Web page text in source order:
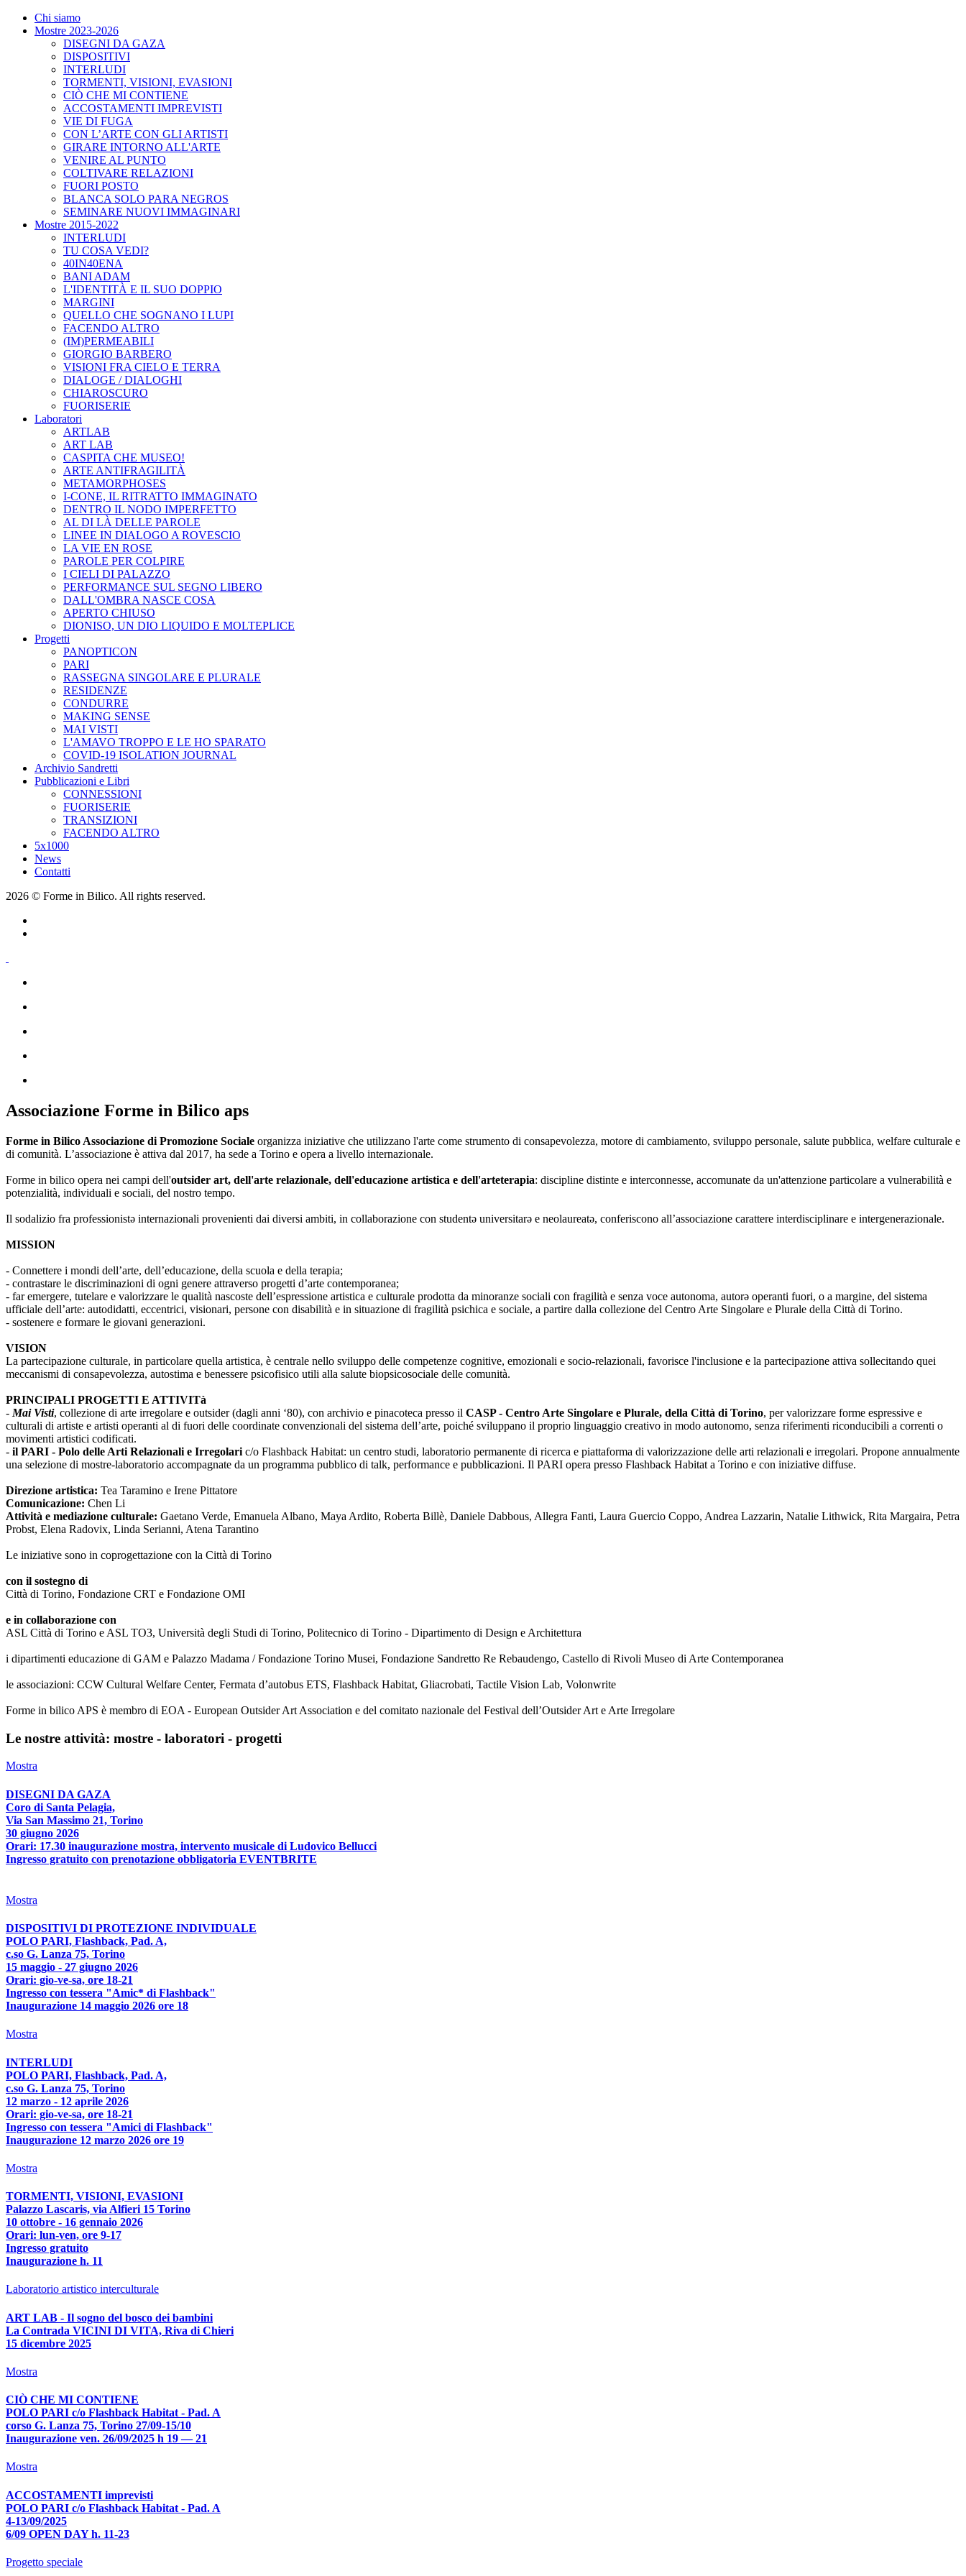
Chi siamo
Mostre 2023-2026
DISEGNI DA GAZA
DISPOSITIVI
INTERLUDI
TORMENTI, VISIONI, EVASIONI
CIÒ CHE MI CONTIENE
ACCOSTAMENTI IMPREVISTI
VIE DI FUGA
CON L’ARTE CON GLI ARTISTI
GIRARE INTORNO ALL'ARTE
VENIRE AL PUNTO
COLTIVARE RELAZIONI
FUORI POSTO
BLANCA SOLO PARA NEGROS
SEMINARE NUOVI IMMAGINARI
Mostre 2015-2022
INTERLUDI
TU COSA VEDI?
40IN40ENA
BANI ADAM
L'IDENTITÀ E IL SUO DOPPIO
MARGINI
QUELLO CHE SOGNANO I LUPI
FACENDO ALTRO
(IM)PERMEABILI
GIORGIO BARBERO
VISIONI FRA CIELO E TERRA
DIALOGE / DIALOGHI
CHIAROSCURO
FUORISERIE
Laboratori
ARTLAB
ART LAB
CASPITA CHE MUSEO!
ARTE ANTIFRAGILITÀ
METAMORPHOSES
I-CONE, IL RITRATTO IMMAGINATO
DENTRO IL NODO IMPERFETTO
AL DI LÀ DELLE PAROLE
LINEE IN DIALOGO A ROVESCIO
LA VIE EN ROSE
PAROLE PER COLPIRE
I CIELI DI PALAZZO
PERFORMANCE SUL SEGNO LIBERO
DALL'OMBRA NASCE COSA
APERTO CHIUSO
DIONISO, UN DIO LIQUIDO E MOLTEPLICE
Progetti
PANOPTICON
PARI
RASSEGNA SINGOLARE E PLURALE
RESIDENZE
CONDURRE
MAKING SENSE
MAI VISTI
L'AMAVO TROPPO E LE HO SPARATO
COVID-19 ISOLATION JOURNAL
Archivio Sandretti
Pubblicazioni e Libri
CONNESSIONI
FUORISERIE
TRANSIZIONI
FACENDO ALTRO
5x1000
News
Contatti
2026 © Forme in Bilico. All rights reserved.
Associazione Forme in Bilico aps
Forme in Bilico Associazione di Promozione Sociale organizza iniziative che utilizzano l'arte come strumento di consapevolezza, motore di cambiamento, sviluppo personale, salute pubblica, welfare culturale e
di comunità. L’associazione è attiva dal 2017, ha sede a Torino e opera a livello internazionale.
Forme in bilico opera nei campi dell'outsider art, dell'arte relazionale, dell'educazione artistica e dell'arteterapia: discipline distinte e interconnesse, accomunate da un'attenzione particolare a vulnerabilità e
potenzialità, individuali e sociali, del nostro tempo.
Il sodalizio fra professionistə internazionali provenienti dai diversi ambiti, in collaborazione con studentə universitarə e neolaureatə, conferiscono all’associazione carattere interdisciplinare e intergenerazionale.
MISSION
- Connettere i mondi dell’arte, dell’educazione, della scuola e della terapia;
- contrastare le discriminazioni di ogni genere attraverso progetti d’arte contemporanea;
- far emergere, tutelare e valorizzare le qualità nascoste dell’espressione artistica e culturale prodotta da minoranze sociali con fragilità e senza voce autonoma, autorə operanti fuori, o a margine, del sistema
ufficiale dell’arte: autodidatti, eccentrici, visionari, persone con disabilità e in situazione di fragilità psichica e sociale, a partire dalla collezione del Centro Arte Singolare e Plurale della Città di Torino.
- sostenere e formare le giovani generazioni.
VISION
La partecipazione culturale, in particolare quella artistica, è centrale nello sviluppo delle competenze cognitive, emozionali e socio-relazionali, favorisce l'inclusione e la partecipazione attiva sollecitando quei
meccanismi di consapevolezza, autostima e benessere psicofisico utili alla salute biopsicosociale delle comunità.
PRINCIPALI PROGETTI E ATTIVITà
- Mai Visti, collezione di arte irregolare e outsider (dagli anni ‘80), con archivio e pinacoteca presso il CASP - Centro Arte Singolare e Plurale, della Città di Torino, per valorizzare forme espressive e
culturali di artiste e artisti operanti al di fuori delle coordinate convenzionali del sistema dell’arte, poiché sviluppano il proprio linguaggio creativo in modo autonomo, senza riferimenti riconducibili a correnti o
movimenti artistici codificati.
- il PARI - Polo delle Arti Relazionali e Irregolari c/o Flashback Habitat: un centro studi, laboratorio permanente di ricerca e piattaforma di valorizzazione delle arti relazionali e irregolari. Propone annualmente
una selezione di mostre-laboratorio accompagnate da un programma pubblico di talk, performance e pubblicazioni. Il PARI opera presso Flashback Habitat a Torino e con iniziative diffuse.
Direzione artistica: Tea Taramino e Irene Pittatore
Comunicazione: Chen Li
Attività e mediazione culturale: Gaetano Verde, Emanuela Albano, Maya Ardito, Roberta Billè, Daniele Dabbous, Allegra Fanti, Laura Guercio Coppo, Andrea Lazzarin, Natalie Lithwick, Rita Margaira, Petra
Probst, Elena Radovix, Linda Serianni, Atena Tarantino
Le iniziative sono in coprogettazione con la Città di Torino
con il sostegno di
Città di Torino, Fondazione CRT e Fondazione OMI
e in collaborazione con
ASL Città di Torino e ASL TO3, Università degli Studi di Torino, Politecnico di Torino - Dipartimento di Design e Architettura
i dipartimenti educazione di GAM e Palazzo Madama / Fondazione Torino Musei, Fondazione Sandretto Re Rebaudengo, Castello di Rivoli Museo di Arte Contemporanea
le associazioni: CCW Cultural Welfare Center, Fermata d’autobus ETS, Flashback Habitat, Gliacrobati, Tactile Vision Lab, Volonwrite
Forme in bilico APS è membro di EOA - European Outsider Art Association e del comitato nazionale del Festival dell’Outsider Art e Arte Irregolare
Le nostre attività: mostre - laboratori - progetti
Mostra
DISEGNI DA GAZA
Coro di Santa Pelagia,
Via San Massimo 21, Torino
30 giugno 2026
Orari: 17.30 inaugurazione mostra, intervento musicale di Ludovico Bellucci
Ingresso gratuito con prenotazione obbligatoria EVENTBRITE
Mostra
DISPOSITIVI DI PROTEZIONE INDIVIDUALE
POLO PARI, Flashback, Pad. A,
c.so G. Lanza 75, Torino
15 maggio - 27 giugno 2026
Orari: gio-ve-sa, ore 18-21
Ingresso con tessera "Amic* di Flashback"
Inaugurazione 14 maggio 2026 ore 18
Mostra
INTERLUDI
POLO PARI, Flashback, Pad. A,
c.so G. Lanza 75, Torino
12 marzo - 12 aprile 2026
Orari: gio-ve-sa, ore 18-21
Ingresso con tessera "Amici di Flashback"
Inaugurazione 12 marzo 2026 ore 19
Mostra
TORMENTI, VISIONI, EVASIONI
Palazzo Lascaris, via Alfieri 15 Torino
10 ottobre - 16 gennaio 2026
Orari: lun-ven, ore 9-17
Ingresso gratuito
Inaugurazione h. 11
Laboratorio artistico interculturale
ART LAB - Il sogno del bosco dei bambini
La Contrada VICINI DI VITA, Riva di Chieri
15 dicembre 2025
Mostra
CIÒ CHE MI CONTIENE
POLO PARI c/o Flashback Habitat - Pad. A
corso G. Lanza 75, Torino 27/09-15/10
Inaugurazione ven. 26/09/2025 h 19 — 21
Mostra
ACCOSTAMENTI imprevisti
POLO PARI c/o Flashback Habitat - Pad. A
4-13/09/2025
6/09 OPEN DAY h. 11-23
Progetto speciale